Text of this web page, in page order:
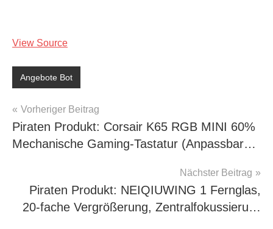
View Source
Angebote Bot
Beitragsnavigation
Vorheriger Beitrag
Piraten Produkt: Corsair K65 RGB MINI 60%
Mechanische Gaming-Tastatur (Anpassbar…
Nächster Beitrag
Piraten Produkt: NEIQIUWING 1 Fernglas,
20-fache Vergrößerung, Zentralfokussieru…